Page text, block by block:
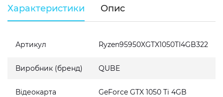
Характеристики Опис
Артикул Ryzen95950XGTX1050TI4GB322
Виробник (бренд) QUBE
Відеокарта GeForce GTX 1050 Ti 4GB